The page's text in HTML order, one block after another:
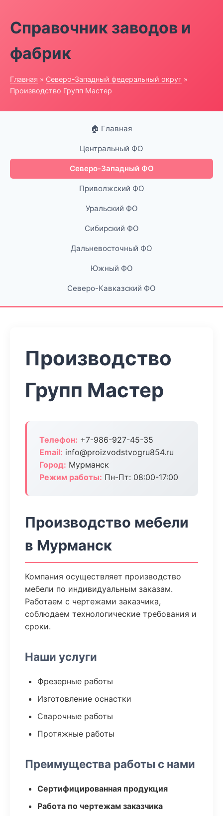
Справочник заводов и
фабрик
Главная » Северо-Западный федеральный округ »
Производство Групп Мастер
🏠 Главная
Центральный ФО
Северо-Западный ФО
Приволжский ФО
Уральский ФО
Сибирский ФО
Дальневосточный ФО
Южный ФО
Северо-Кавказский ФО
Производство
Групп Мастер
Телефон: +7-986-927-45-35
Email: info@proizvodstvogru854.ru
Город: Мурманск
Режим работы: Пн-Пт: 08:00-17:00
Производство мебели
в Мурманск
Компания осуществляет производство
мебели по индивидуальным заказам.
Работаем с чертежами заказчика,
соблюдаем технологические требования и
сроки.
Наши услуги
Фрезерные работы
Изготовление оснастки
Сварочные работы
Протяжные работы
Преимущества работы с нами
Сертифицированная продукция
Работа по чертежам заказчика